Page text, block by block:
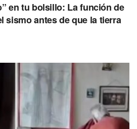
en tu bolsillo: La función de
sismo antes de que la tierra